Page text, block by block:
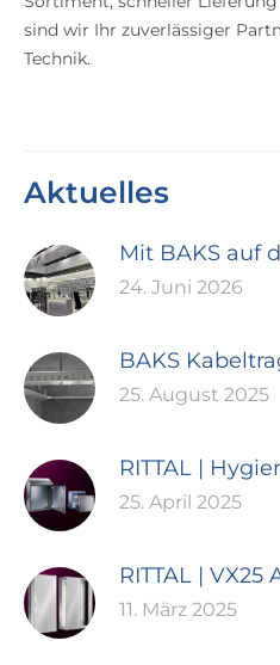
sind wir Ihr zuverlässiger
Technik.
Aktuelles
Mit BAKS auf
24. Juni 2026
BAKS
25. August 2025
RITTAL |
25. April 2025
RITTAL |
11. März 2025